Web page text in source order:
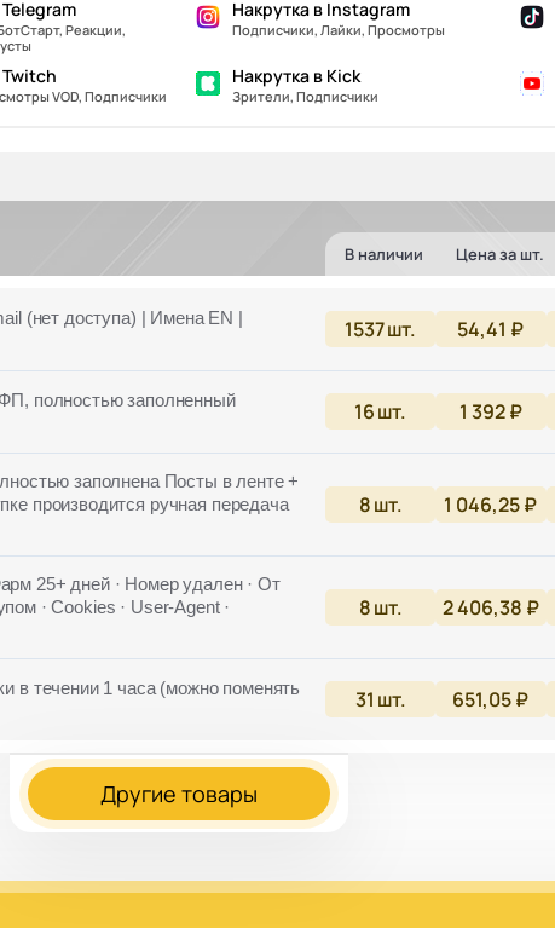
Реакции,
Накрутка в Instagram
Подписчики, Лайки, Просмотры
Twitch
VOD, Подписчики
Накрутка в Kick
Зрители, Подписчики
В наличии Цена за шт.
(нет доступа) | Имена EN |
1537шт. 54,41 ₽
полностью заполненный
16шт. 1 392 ₽
заполнена Посты в ленте +
производится ручная передача
8шт. 1 046,25 ₽
25+ дней · Номер удален · От
· Cookies · User-Agent ·
8шт. 2 406,38 ₽
в течении 1 часа (можно поменять
31 шт. 651,05 ₽
Другие товары